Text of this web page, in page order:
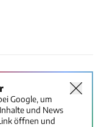
Google, um
und News
öffnen und